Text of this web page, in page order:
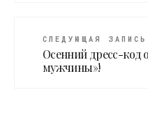
СЛЕДУЮЩАЯ ЗАПИСЬ
Осенний дресс-код
мужчины»!